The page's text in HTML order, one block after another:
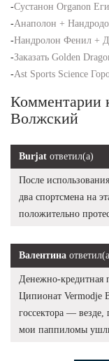
-Сустанон Organon
-Анаполон +
-Нандролон Фенил +
-Заказать Golden
-Ast Sports Science
Комментарии
Волжский
Burjat ответил(а)
После
два спортсмена на
положительно
Валентина
Денежно-кредитная
Ципионат Vermodje
госсектора — везде,
мои паппиломы